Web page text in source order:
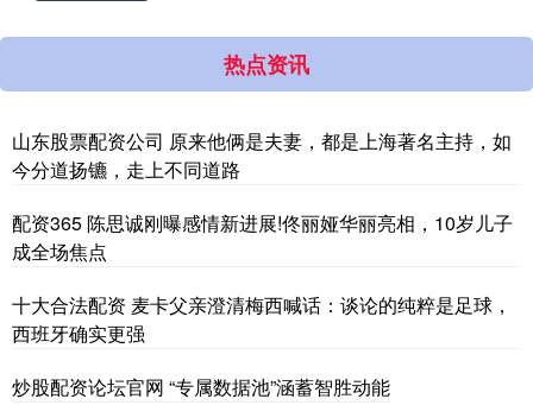
热点资讯
山东股票配资公司 原来他俩是夫妻，都是上海著名主持，如
今分道扬镳，走上不同道路
配资365 陈思诚刚曝感情新进展!佟丽娅华丽亮相，10岁儿子
成全场焦点
十大合法配资 麦卡父亲澄清梅西喊话：谈论的纯粹是足球，
西班牙确实更强
炒股配资论坛官网 “专属数据池”涵蓄智胜动能